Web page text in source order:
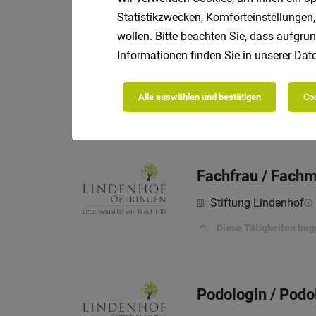
Vollzeit
Interessiert?
Fachfrau /
Stiftung Lindenhof
Diese Tätigkeiten
Podologin /
Statistikzwecken,
wollen. Bitte beachten Sie, dass
Informationen finden Sie in unserer
Alle auswählen und bestätigen